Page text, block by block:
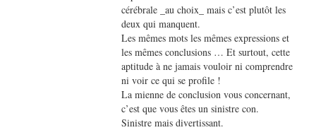
cérébrale _au choix_ mais c’est plutôt les
deux qui manquent.
Les mêmes mots les mêmes expressions et
les mêmes conclusions … Et surtout, cette
aptitude à ne jamais vouloir ni comprendre
ni voir ce qui se profile !
La mienne de conclusion vous concernant,
c’est que vous êtes un sinistre con.
Sinistre mais divertissant.